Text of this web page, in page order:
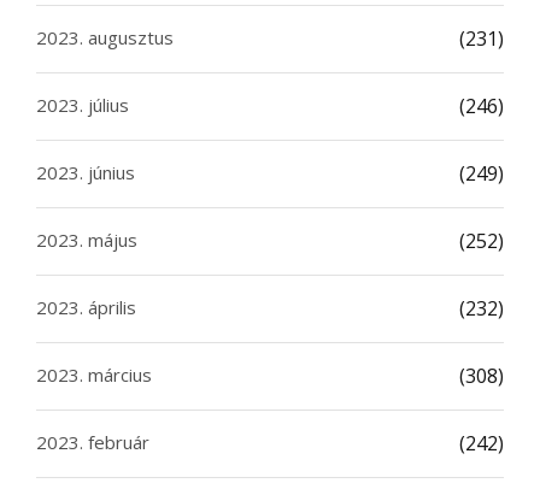
2023. augusztus (231)
2023. július (246)
2023. június (249)
2023. május (252)
2023. április (232)
2023. március (308)
2023. február (242)